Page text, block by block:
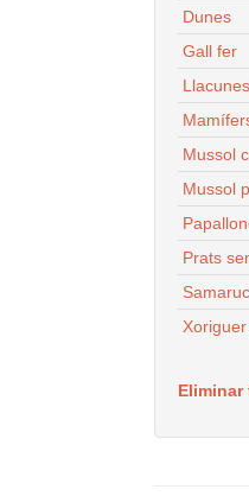
Dunes
Gall fer
Mussol
Mussol
Prats
Samaruc
Eliminar